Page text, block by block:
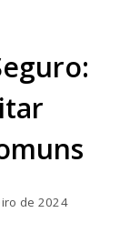
de 2024